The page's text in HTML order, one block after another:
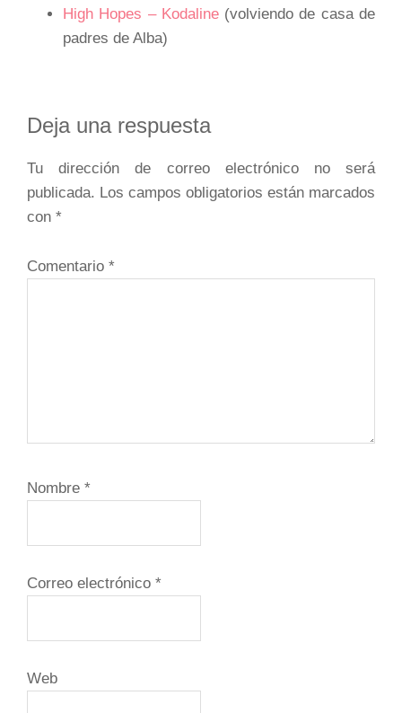
High Hopes – Kodaline(volviendo de casa de
padres de Alba)
Interacciones
con
los
lectores
Deja una respuesta
Tu dirección de correo electrónico no será
publicada. Los campos obligatorios están marcados
con *
Comentario *
Nombre *
Correo electrónico *
Web